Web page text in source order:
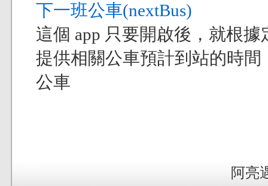
下一班公車(nextBus)
這個 app 只要開啟後，就根
提供相關公車預計到站的時
公車
阿亮